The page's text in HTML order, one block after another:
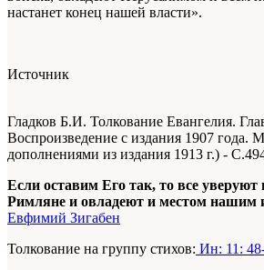
настанет конец нашей власти».
Источник
Гладков Б.И. Толкование Евангелия.
Воспроизведение с издания 1907 года.
дополнениями из издания 1913 г.) -
Если оставим Его так, то все уверуют
Римляне и овладеют и местом нашим
Евфимий Зигабен
Толкование на группу стихов: Ин: 11: